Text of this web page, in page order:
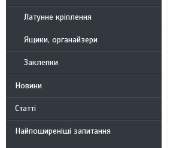
Латунне кріплення
Ящики, органайзери
Заклепки
Новини
Статті
Найпоширеніші запитання